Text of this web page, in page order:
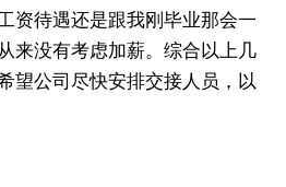
资待遇还是跟我刚毕业那会一
来没有考虑加薪。综合以上几
望公司尽快安排交接人员，以